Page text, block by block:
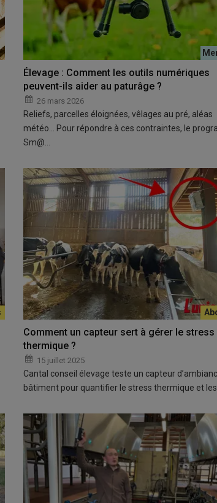
Élevage : Comment les outils numériques
peuvent-ils aider au paturâge ?
26 mars 2026
Reliefs, parcelles éloignées, vêlages au pré, aléas
météo… Pour répondre à ces contraintes, le
Sm@…
Comment un capteur sert à gérer le stress
thermique ?
15 juillet 2025
Cantal conseil élevage teste un capteur
bâtiment pour quantifier le stress thermique et